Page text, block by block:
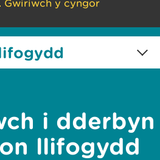
Gwiriwch y cyngor
Llifogydd -
byddwch yn
i dderbyn
llifogydd